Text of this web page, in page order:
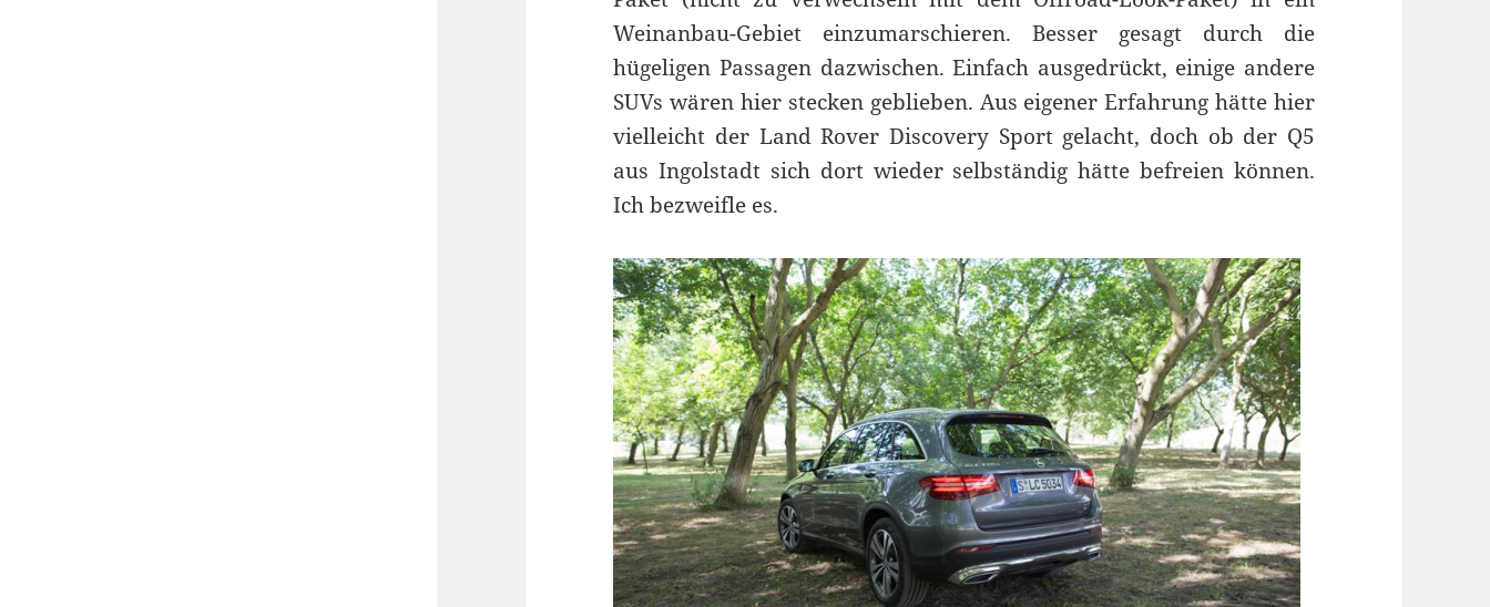
Weinanbau-Gebiet einzumarschieren. Besser gesagt durch die
hügeligen Passagen dazwischen. Einfach ausgedrückt, einige andere
SUVs wären hier stecken geblieben. Aus eigener Erfahrung hätte hier
vielleicht der Land Rover Discovery Sport gelacht, doch ob der Q5
aus Ingolstadt sich dort wieder selbständig hätte befreien können.
Ich bezweifle es.